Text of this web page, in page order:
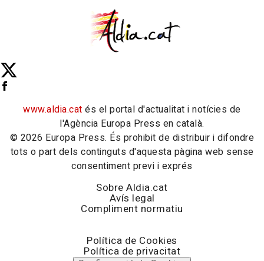
www.aldia.cat és el portal d'actualitat i notícies de
l'Agència Europa Press en català.
© 2026 Europa Press. És prohibit de distribuir i difondre
tots o part dels continguts d'aquesta pàgina web sense
consentiment previ i exprés
Sobre Aldia.cat
Avís legal
Compliment normatiu
Política de Cookies
Política de privacitat